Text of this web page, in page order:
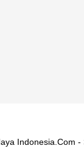
Indonesia.Com